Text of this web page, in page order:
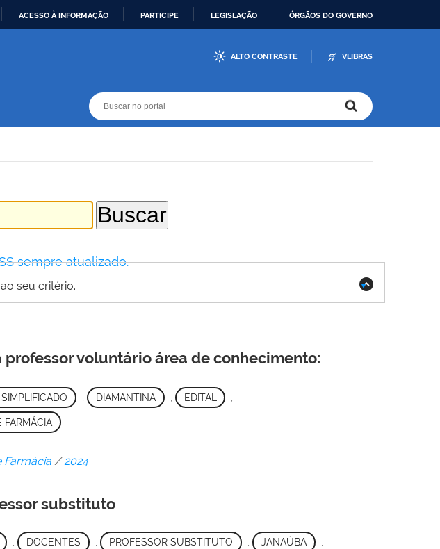
ACESSO À INFORMAÇÃO PARTICIPE LEGISLAÇÃO ÓRGÃOS DO GOVERNO
ALTO CONTRASTE VLIBRAS
sempre atualizado.
seu critério.
voluntário área de conhecimento:
DIAMANTINA EDITAL
FARMÁCIA
Farmácia /2024
substituto
, DOCENTES , PROFESSOR SUBSTITUTO , JANAÚBA ,